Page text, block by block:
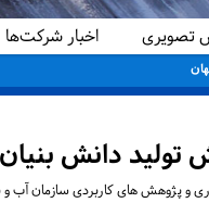
تصویری اخبار شرکت‌ها
تولید دانش
و پژوهش های کاربردی سازمان